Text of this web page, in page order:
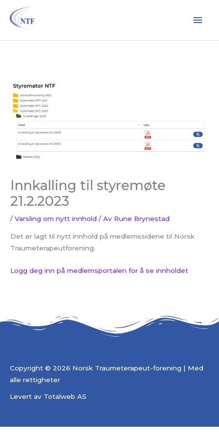
rett
innholdet
Innkalling til styremøte
21.2.2023
/Varsling om nytt innhold / Av Rune Brynestad
Det er lagt til nytt innhold på medlemssidene til Norsk
Traumeterapeutforening.
Logg deg inn på medlemsportalen for å se innholdet
Copyright © 2026 Norsk Traumeterapeut-forening | Med
alle rettigheter
Levert av Totalweb AS